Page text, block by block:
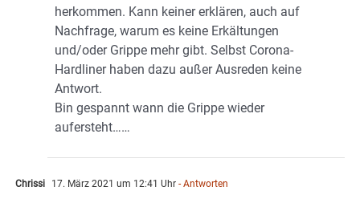
herkommen. Kann keiner erklären, auch auf
Nachfrage, warum es keine Erkältungen
und/oder Grippe mehr gibt. Selbst Corona-
Hardliner haben dazu außer Ausreden keine
Antwort.
Bin gespannt wann die Grippe wieder
aufersteht……
Chrissi 17. März 2021 um 12:41 Uhr - Antworten